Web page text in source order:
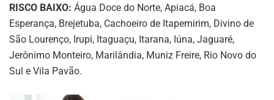
RISCO BAIXO: Água Doce do Norte, Apiacá, Boa
Esperança, Brejetuba, Cachoeiro de Itapemirim, Divino de
São Lourenço, Irupi, Itaguaçu, Itarana, Iúna, Jaguaré,
Jerônimo Monteiro, Marilândia, Muniz Freire, Rio Novo do
Sul e Vila Pavão.